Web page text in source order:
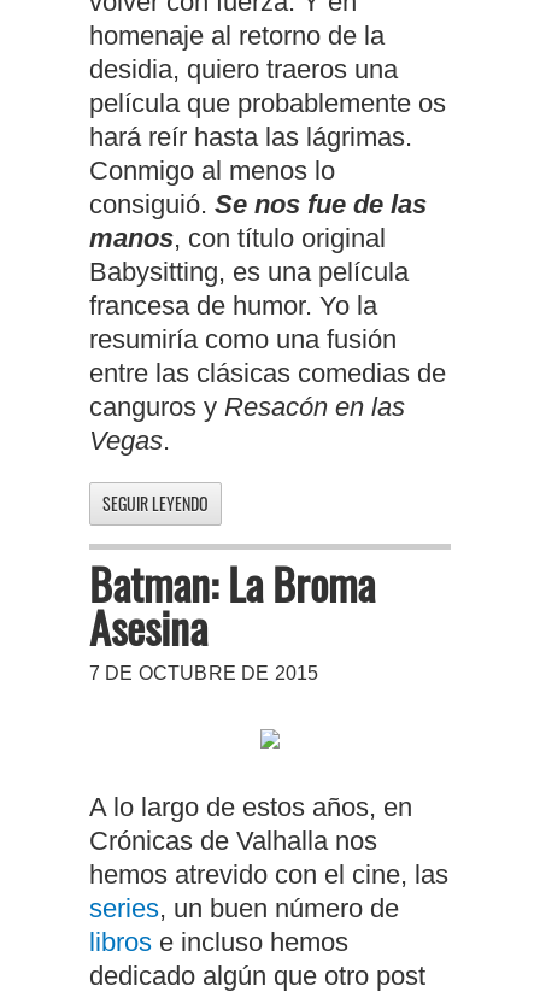
homenaje al retorno de la
desidia, quiero traeros una
película que probablemente os
hará reír hasta las lágrimas.
Conmigo al menos lo
consiguió. Se nos fue de las
manos, con título original
Babysitting, es una película
francesa de humor. Yo la
resumiría como una fusión
entre las clásicas comedias de
canguros y Resacón en las
Vegas.
SEGUIR LEYENDO
Batman: La Broma
Asesina
7 DE OCTUBRE DE 2015
A lo largo de estos años, en
Crónicas de Valhalla nos
hemos atrevido con el cine, las
series, un buen número de
libros e incluso hemos
dedicado algún que otro post